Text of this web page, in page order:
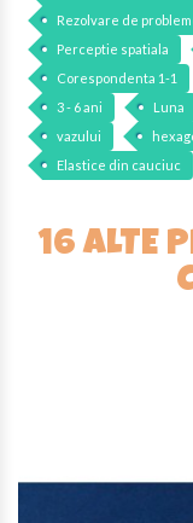
Rezolvare de
Perceptie spatiala
Corespondenta 1-1
3 - 6 ani
Luna
vazului
Elastice din cauciuc
16 ALTE